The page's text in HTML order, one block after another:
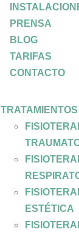
PRENSA
BLOG
TARIFAS
CONTACTO
TRATAMIENTOS
ESTÉTICA